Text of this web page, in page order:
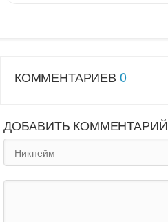
КОММЕНТАРИЕВ 0
ДОБАВИТЬ КОММЕНТАРИЙ